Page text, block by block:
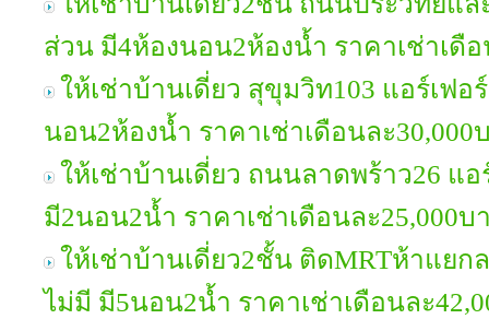
ส่วน มี4ห้องนอน2ห้องน้ำ ราคาเช่าเดื
ให้เช่าบ้านเดี่ยว สุขุมวิท103 แอร์เฟอ
นอน2ห้องน้ำ ราคาเช่าเดือนละ30,000
ให้เช่าบ้านเดี่ยว ถนนลาดพร้าว26 แอ
มี2นอน2น้ำ ราคาเช่าเดือนละ25,000บ
ให้เช่าบ้านเดี่ยว2ชั้น ติดMRTห้าแยก
ไม่มี มี5นอน2น้ำ ราคาเช่าเดือนละ